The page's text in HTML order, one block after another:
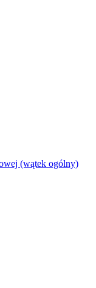
(wątek ogólny)